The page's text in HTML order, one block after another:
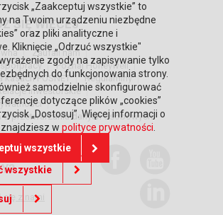
SIĘ WIĘCEJ
Zaufali nam
Poznaj Honeywell
kasach POSNET
Regulaminy
inwestorskie
o przetwarzaniu danych osobowych
się z nami
„Zaakceptuj wszystkie” to
na Twoim urządzeniu niezbędne
oraz pliki analityczne i
Kliknięcie „Odrzuć wszystkie"
zgody na zapisywanie tylko
do funkcjonowania strony.
samodzielnie skonfigurować
dotyczące plików „cookies”
„Dostosuj”. Więcej informacji o
znajdziesz w polityce prywatności.
wszystkie
wszystkie